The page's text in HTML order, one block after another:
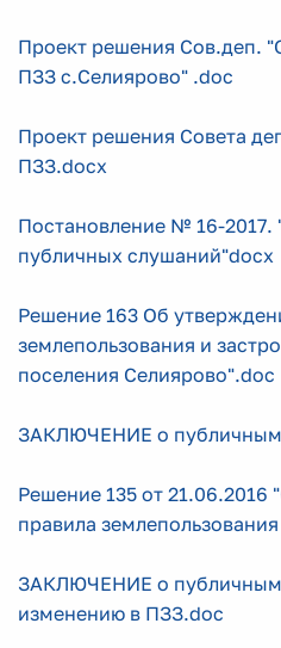
Проект решения Сов.деп.
ПЗЗ с.Селиярово" .doc
Проект решения Совета
ПЗЗ.docx
Постановление № 16-2017.
публичных слушаний"docx
Решение 163 Об
землепользования и
поселения Селиярово".doc
ЗАКЛЮЧЕНИЕ о
Решение 135 от
правила
ЗАКЛЮЧЕНИЕ о
изменению в ПЗЗ.doc